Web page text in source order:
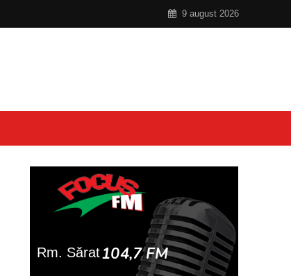
9 august 2026